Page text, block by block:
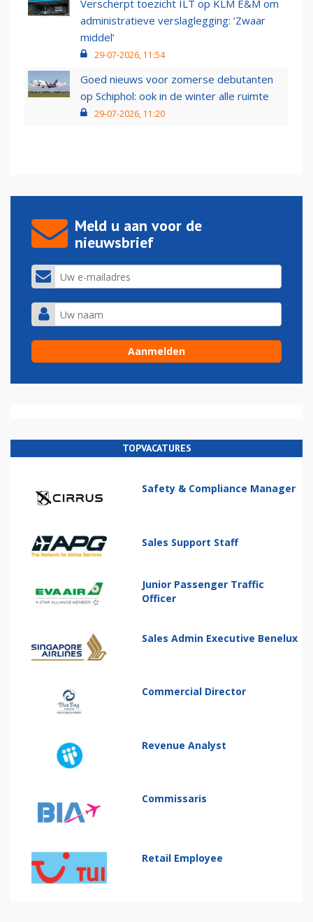
Verscherpt toezicht ILT op KLM E&M om
administratieve verslaglegging: ‘Zwaar
middel’
29-07-2026, 11:54
Goed nieuws voor zomerse debutanten
op Schiphol: ook in de winter alle ruimte
29-07-2026, 11:20
Meld u aan voor de
nieuwsbrief
TOPVACATURES
Safety & Compliance Manager
Sales Support Staff
Junior Passenger Traffic
Officer
Sales Admin Executive Benelux
Commercial Director
Revenue Analyst
Commissaris
Retail Employee